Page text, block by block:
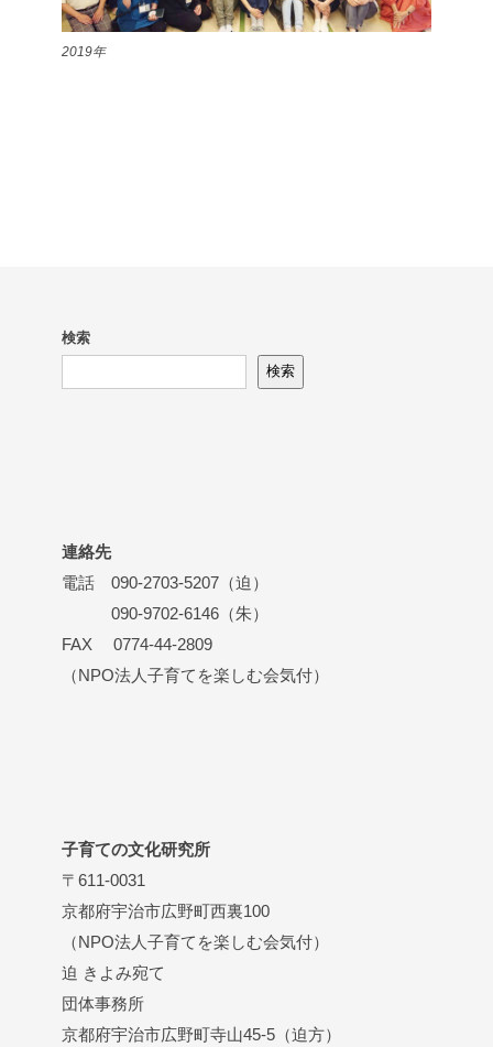
2019年
検索
検索
連絡先
電話 090-2703-5207（迫）
090-9702-6146（朱）
FAX 0774-44-2809
（NPO法人子育てを楽しむ会気付）
子育ての文化研究所
〒611-0031
京都府宇治市広野町西裏100
（NPO法人子育てを楽しむ会気付）
迫 きよみ宛て
団体事務所
京都府宇治市広野町寺山45-5（迫方）